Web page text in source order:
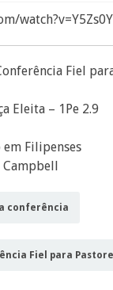
Fiel
Eleita – 1Pe 2.9
em Filipenses
Campbell
conferência
Fiel para